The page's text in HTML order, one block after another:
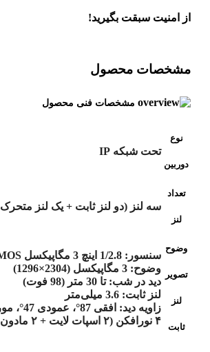
از امنیت سبقت بگیرید!
مشخصات محصول
مشخصات فنی محصول
نوع
دوربین
تحت شبکه IP
تعداد
لنز
سه لنز (دو لنز ثابت + یک لنز متحرک PT)
وضوح
تصویر
لنز
ثابت
سنسور: 1/2.8 اینچ 3 مگاپیکسل CMOS پیشرفته
وضوح: 3 مگاپیکسل (2304×1296)
دید در شب: تا 30 متر (98 فوت)
لنز ثابت: 3.6 میلی‌متر
زاویه دید: افقی 87°، عمودی 47°، مورب 106°
۴ نورافکن (۲ اسپات لایت + ۲ مادون قرمز)